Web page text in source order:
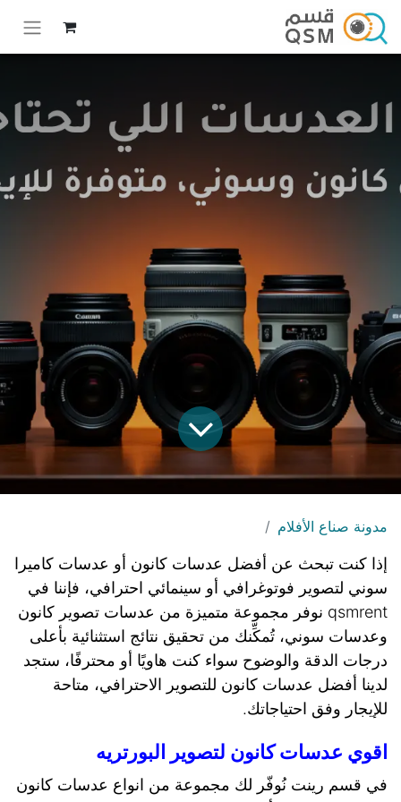
مدونة صناع الأفلام
إذا كنت تبحث عن أفضل عدسات كانون أو عدسات كاميرا
سوني لتصوير فوتوغرافي أو سينمائي احترافي، فإننا في
qsmrent نوفر مجموعة متميزة من عدسات تصوير كانون
وعدسات سوني، تُمكِّنك من تحقيق نتائج استثنائية بأعلى
درجات الدقة والوضوح سواء كنت هاويًا أو محترفًا، ستجد
لدينا أفضل عدسات كانون للتصوير الاحترافي، متاحة
للإيجار وفق احتياجاتك.
اقوي عدسات كانون لتصوير البورتريه
في قسم رينت نُوفّر لك مجموعة من انواع عدسات كانون